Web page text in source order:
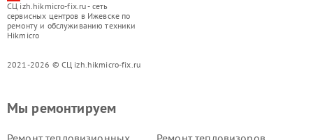
СЦ izh.hikmicro-fix.ru - сеть
сервисных центров в Ижевске по
ремонту и обслуживанию техники
Hikmicro
2021-2026 © СЦ izh.hikmicro-fix.ru
Мы ремонтируем